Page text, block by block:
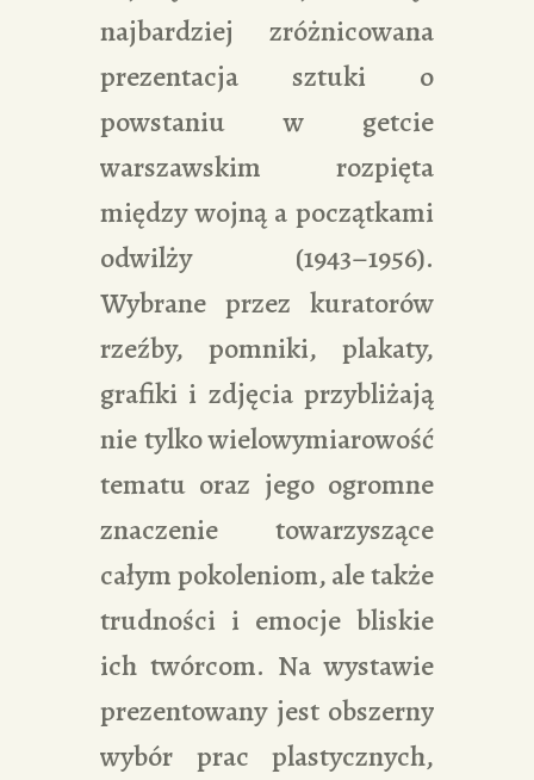
najbardziej zróżnicowana
prezentacja sztuki o
powstaniu w getcie
warszawskim rozpięta
między wojną a początkami
odwilży (1943–1956).
Wybrane przez kuratorów
rzeźby, pomniki, plakaty,
grafiki i zdjęcia przybliżają
nie tylko wielowymiarowość
tematu oraz jego ogromne
znaczenie towarzyszące
całym pokoleniom, ale także
trudności i emocje bliskie
ich twórcom. Na wystawie
prezentowany jest obszerny
wybór prac plastycznych,